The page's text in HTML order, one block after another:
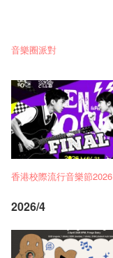
音樂圈派對
香港校際流行音樂節2026
2026/4